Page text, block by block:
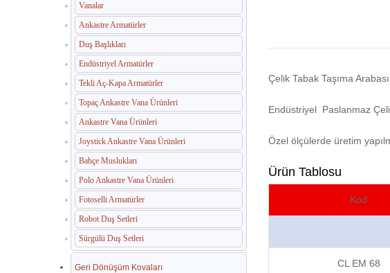
Vanalar
Ankastre Armatürler
Duş Başlıkları
Endüstriyel Armatürler
Tekli Aç-Kapa Armatürler
Topaç Ankastre Vana Ürünleri
Ankastre Vana Ürünleri
Joystick Ankastre Vana Ürünleri
Bahçe Muslukları
Polo Ankastre Vana Ürünleri
Fotoselli Armatürler
Robot Duş Setleri
Sürgülü Duş Setleri
Geri Dönüşüm Kovaları
Çelik Tabak Taşıma
Endüstriyel Paslanmaz
Özel ölçülerde üretim
Ürün Tablosu
Kod
CL EM 68